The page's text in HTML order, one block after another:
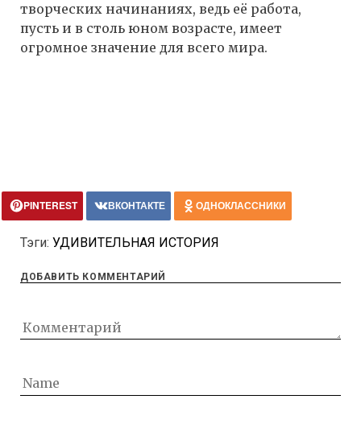
творческих начинаниях, ведь её работа,
пусть и в столь юном возрасте, имеет
огромное значение для всего мира.
PINTEREST ВКОНТАКТЕ ОДНОКЛАССНИКИ
Тэги: УДИВИТЕЛЬНАЯ ИСТОРИЯ
ДОБАВИТЬ КОММЕНТАРИЙ